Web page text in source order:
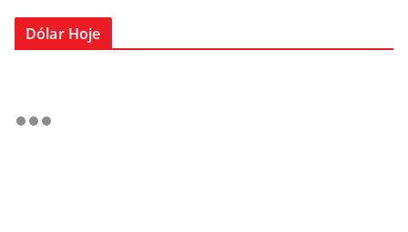
Dólar Hoje